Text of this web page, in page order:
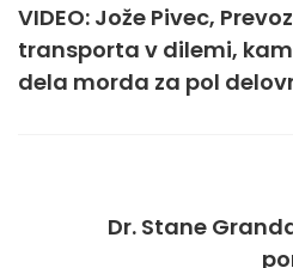
VIDEO: Jože Pivec,
transporta v dilemi,
dela morda za pol
Dr. Stane